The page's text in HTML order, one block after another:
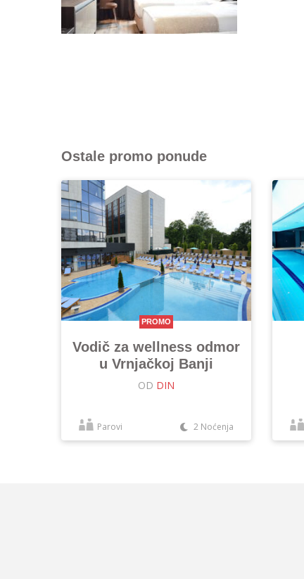
Ostale promo ponude
PROMO
Vodič za wellness odmor
u Vrnjačkoj Banji
OD DIN
Parovi 2 Noćenja